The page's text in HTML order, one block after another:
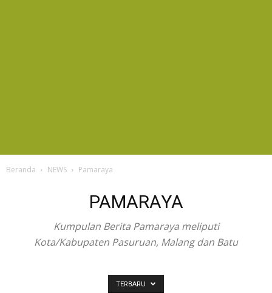
Beranda NEWS Pamaraya
PAMARAYA
Kumpulan Berita Pamaraya meliputi
Kota/Kabupaten Pasuruan, Malang dan Batu
TERBARU